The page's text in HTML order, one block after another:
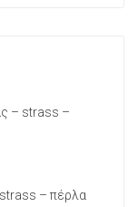
– strass –
– πέρλα